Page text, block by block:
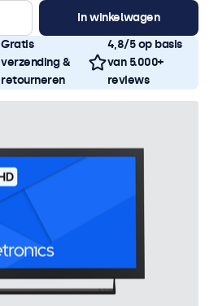
In winkelwagen
Gratis
verzending &
retourneren
4,8/5 op basis
van 5.000+
reviews